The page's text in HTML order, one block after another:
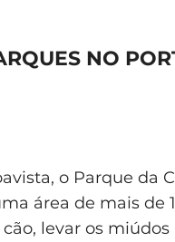
NO
o Parque da
área de mais de
levar os